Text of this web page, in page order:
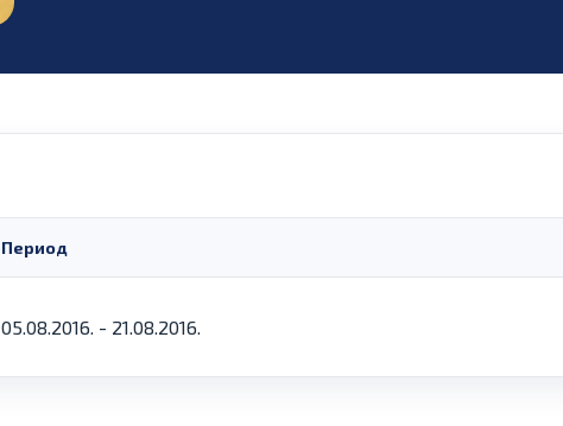
Период
05.08.2016. - 21.08.2016.